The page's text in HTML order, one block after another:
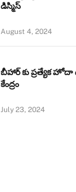
డిస్మిస్‌
August 4, 2024
బీహార్ కు ప్రత్యేక
కేంద్రం
July 23, 2024